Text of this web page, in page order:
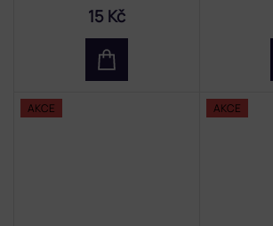
15 Kč
AKCE AKCE